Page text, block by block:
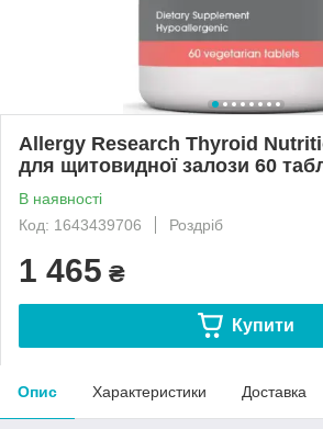
Allergy Research Thyroid
для щитовидної залози 60
В наявності
Код: 1643439706
Роздріб
1 465 ₴
Купити
Опис Характеристики Доставка